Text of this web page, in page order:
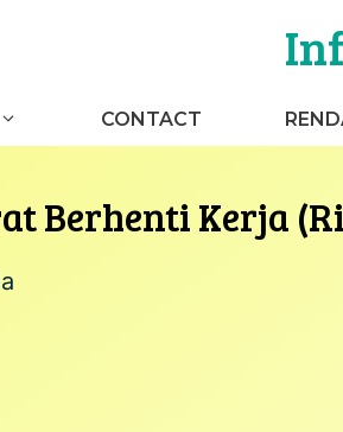
CONTACT
Berhenti Kerja